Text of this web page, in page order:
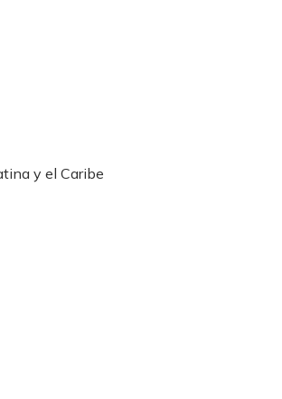
y el Caribe